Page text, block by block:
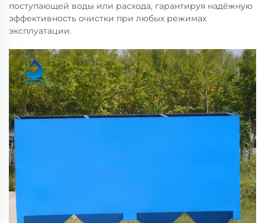
поступающей воды или расхода, гарантируя надёжную
эффективность очистки при любых режимах
эксплуатации.